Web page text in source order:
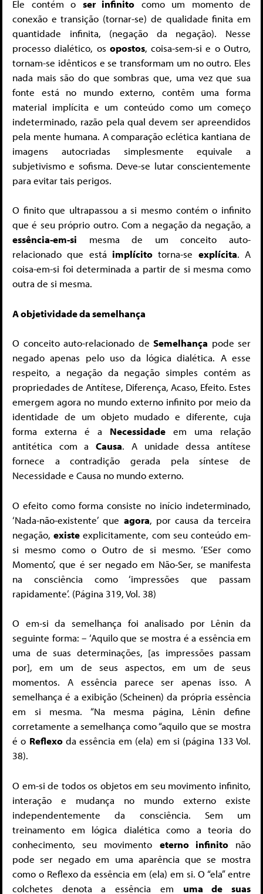
Ele contém o ser infinito como um momento de
conexão e transição (tornar-se) de qualidade finita em
quantidade infinita, (negação da negação). Nesse
processo dialético, os opostos, coisa-sem-si e o Outro,
tornam-se idênticos e se transformam um no outro. Eles
nada mais são do que sombras que, uma vez que sua
fonte está no mundo externo, contêm uma forma
material implícita e um conteúdo como um começo
indeterminado, razão pela qual devem ser apreendidos
pela mente humana. A comparação eclética kantiana de
imagens autocriadas simplesmente equivale a
subjetivismo e sofisma. Deve-se lutar conscientemente
para evitar tais perigos.
O finito que ultrapassou a si mesmo contém o infinito
que é seu próprio outro. Com a negação da negação, a
essência-em-si mesma de um conceito auto-
relacionado que está implícito torna-se explícita. A
coisa-em-si foi determinada a partir de si mesma como
outra de si mesma.
A objetividade da semelhança
O conceito auto-relacionado de Semelhança pode ser
negado apenas pelo uso da lógica dialética. A esse
respeito, a negação da negação simples contém as
propriedades de Antítese, Diferença, Acaso, Efeito. Estes
emergem agora no mundo externo infinito por meio da
identidade de um objeto mudado e diferente, cuja
forma externa é a Necessidade em uma relação
antitética com aCausa. A unidade dessa antítese
fornece a contradição gerada pela síntese de
Necessidade e Causa no mundo externo.
O efeito como forma consiste no início indeterminado,
‘Nada-não-existente’ que agora, por causa da terceira
negação,existe explicitamente, com seu conteúdo em-
si mesmo como o Outro de si mesmo. ‘ESer como
Momento’, que é ser negado em Não-Ser, se manifesta
na consciência como ‘impressões que passam
rapidamente’. (Página 319, Vol. 38)
O em-si da semelhança foi analisado por Lênin da
seguinte forma: – ‘Aquilo que se mostra é a essência em
uma de suas determinações, [as impressões passam
por], em um de seus aspectos, em um de seus
momentos. A essência parece ser apenas isso. A
semelhança é a exibição (Scheinen) da própria essência
em si mesma. “Na mesma página, Lênin define
corretamente a semelhança como “aquilo que se mostra
é o Reflexoda essência em (ela) em si (página 133 Vol.
38).
O em-si de todos os objetos em seu movimento infinito,
interação e mudança no mundo externo existe
independentemente da consciência. Sem um
treinamento em lógica dialética como a teoria do
conhecimento, seu movimento eterno infinitonão
pode ser negado em uma aparência que se mostra
como o Reflexo da essência em (ela) em si. O “ela” entre
colchetes denota a essência em uma de suas